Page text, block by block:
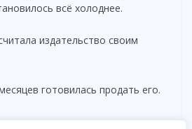
всё холоднее.
издательство своим
готовилась продать его.